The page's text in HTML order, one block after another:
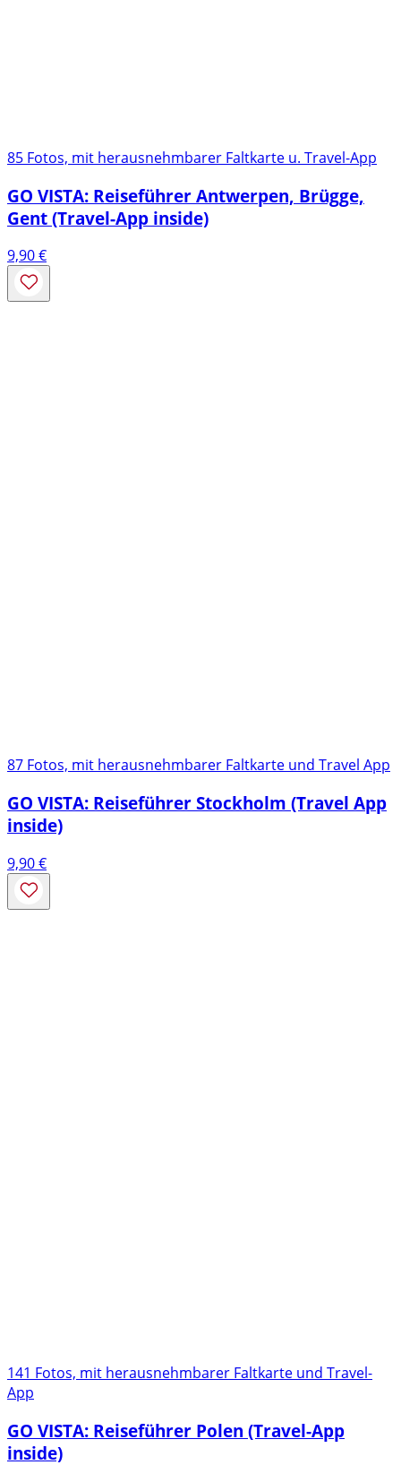
85 Fotos, mit herausnehmbarer Faltkarte u. Travel-App
GO VISTA: Reiseführer Antwerpen, Brügge,
Gent (Travel-App inside)
9,90€
87 Fotos, mit herausnehmbarer Faltkarte und Travel App
GO VISTA: Reiseführer Stockholm (Travel App
inside)
9,90€
141 Fotos, mit herausnehmbarer Faltkarte und Travel-
App
GO VISTA: Reiseführer Polen (Travel-App
inside)